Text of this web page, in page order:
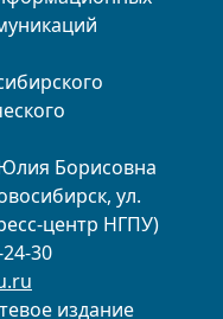
Борисовна
ул.
центр НГПУ)
30
издание